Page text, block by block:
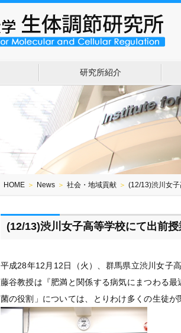
研究所紹介
HOME ＞ News ＞ 社会・地域貢献 ＞ (12/13)渋川女
(12/13)渋川女子高等学校にて出前
平成28年12月12日（火）、群馬県立渋川女子
藤谷教授は『肥満と関係する病気にまつわる
菌の役割」については、とりわけ多くの生徒